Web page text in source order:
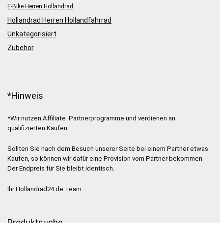
E-Bike Herren Hollandrad
Hollandrad Herren Hollandfahrrad
Unkategorisiert
Zubehör
*Hinweis
*Wir nutzen Affiliate Partnerprogramme und verdienen an
qualifizierten Käufen.
Sollten Sie nach dem Besuch unserer Seite bei einem Partner etwas
Kaufen, so können wir dafür eine Provision vom Partner bekommen.
Der Endpreis für Sie bleibt identisch.
Ihr Hollandrad24.de Team
Produktsuche